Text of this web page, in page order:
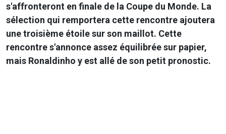
s'affronteront en finale de la Coupe du Monde. La
sélection qui remportera cette rencontre ajoutera
une troisième étoile sur son maillot. Cette
rencontre s'annonce assez équilibrée sur papier,
mais Ronaldinho y est allé de son petit pronostic.